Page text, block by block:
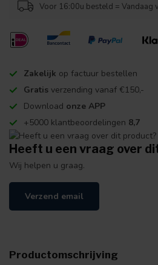
Voor 16:00u besteld = Vandaag
Zakelijk op factuur bestellen
Gratis verzending vanaf €150,-
Download onze APP
+5000 klantbeoordelingen 8,7
Heeft u een vraag over
Wij helpen u graag.
Verzend email
Productomschrijving